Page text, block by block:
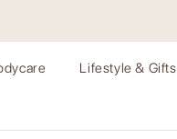
Lifestyle & Gifts